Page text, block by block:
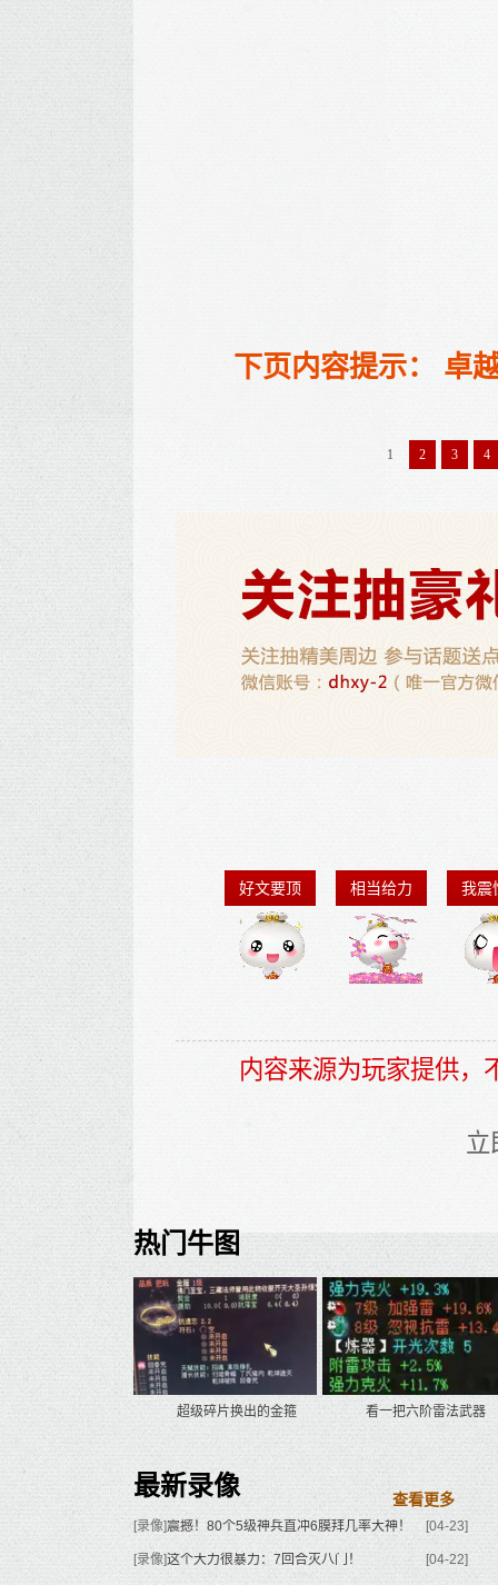
下页内容提示： 卓
1 2 3 4
好文要顶 相当给力 我震
内容来源为玩家提供，
热门牛图
超级碎片换出的金箍 看一把六阶雷法武器
最新录像 查看更多
[录像]震撼！80个5级神兵直冲6膜拜几率大神！ [04-23]
[录像]这个大力很暴力：7回合灭八门！ [04-22]